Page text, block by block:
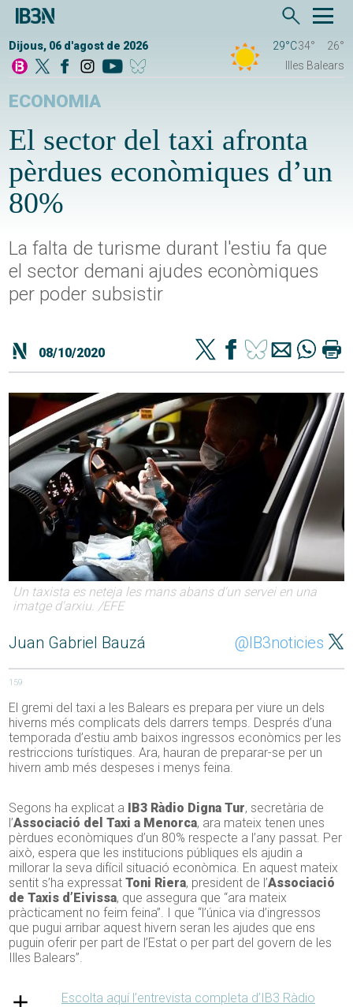
Dijous, 06 d'agost de 2026 29°C34°
26°
Illes Balears
ECONOMIA
El sector del taxi afronta
pèrdues econòmiques d’un
80%
La falta de turisme durant l'estiu fa que
el sector demani ajudes econòmiques
per poder subsistir
08/10/2020
Un taxista es neteja les mans abans d'un servei en una
imatge d'arxiu. /EFE
Juan Gabriel Bauzá @IB3noticies
159
El gremi del taxi a les Balears es prepara per viure un dels
hiverns més complicats dels darrers temps. Després d’una
temporada d’estiu amb baixos ingressos econòmics per les
restriccions turístiques. Ara, hauran de preparar-se per un
hivern amb més despeses i menys feina.
Segons ha explicat a IB3 Ràdio Digna Tur, secretària de
l’Associació del Taxi a Menorca, ara mateix tenen unes
pèrdues econòmiques d’un 80% respecte a l’any passat. Per
això, espera que les institucions públiques els ajudin a
millorar la seva difícil situació econòmica. En aquest mateix
sentit s’ha expressat Toni Riera, president de l’Associació
de Taxis d’Eivissa, que assegura que “ara mateix
pràcticament no feim feina”. I que “l’única via d’ingressos
que pugui arribar aquest hivern seran les ajudes que ens
puguin oferir per part de l’Estat o per part del govern de les
Illes Balears”.
Escolta aquí l’entrevista completa d’IB3 Ràdio